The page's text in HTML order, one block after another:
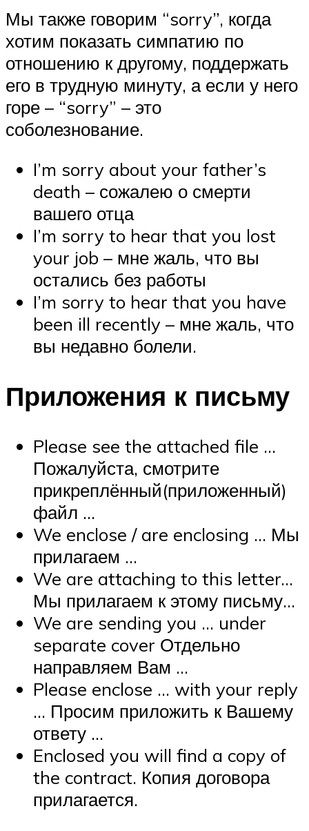
Мы также говорим “sorry”, когда
хотим показать симпатию по
отношению к другому, поддержать
его в трудную минуту, а если у него
горе – “sorry” – это
соболезнование.
I’m sorry about your father’s
death – сожалею о смерти
вашего отца
I’m sorry to hear that you lost
your job – мне жаль, что вы
остались без работы
I’m sorry to hear that you have
been ill recently – мне жаль, что
вы недавно болели.
Приложения к письму
Please see the attached file …
Пожалуйста, смотрите
прикреплённый(приложенный)
файл …
We enclose / are enclosing … Мы
прилагаем …
We are attaching to this letter…
Мы прилагаем к этому письму…
We are sending you … under
separate cover Отдельно
направляем Вам …
Please enclose … with your reply
… Просим приложить к Вашему
ответу …
Enclosed you will find a copy of
the contract. Копия договора
прилагается.